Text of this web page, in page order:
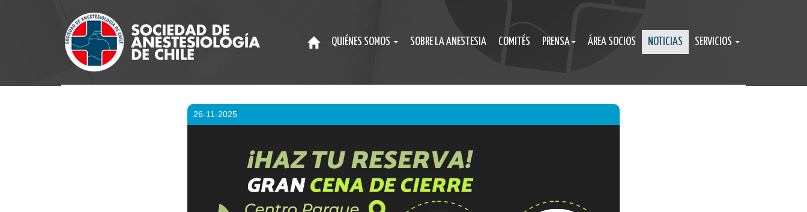
QUIÉNES SOMOS SOBRE LA ANESTESIA COMITÉS PRENSA ÁREA SOCIOS NOTICIAS SERVICIOS
26-11-2025